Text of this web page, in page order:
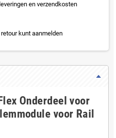
en verzendkosten
kunt aanmelden
Onderdeel voor
voor Rail